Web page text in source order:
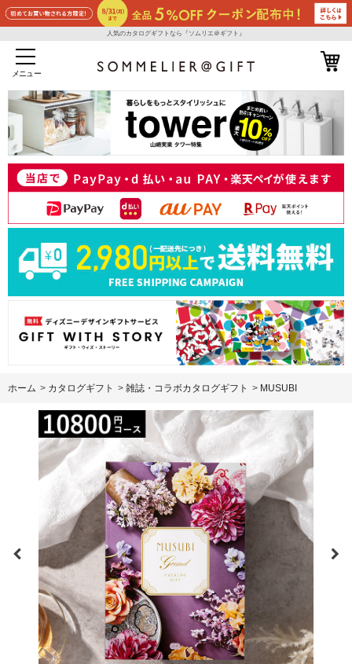
人気のカタログギフトなら『ソムリエ＠ギフト』
メニュー
ホーム > カタログギフト > 雑誌・コラボカタログギフト > MUSUBI